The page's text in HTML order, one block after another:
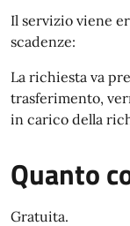
Il servizio viene
scadenze:
La richiesta va
trasferimento,
in carico della
Quanto
Gratuita.